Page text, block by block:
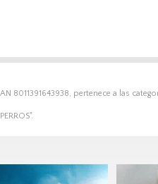
8011391643938, pertenece a las